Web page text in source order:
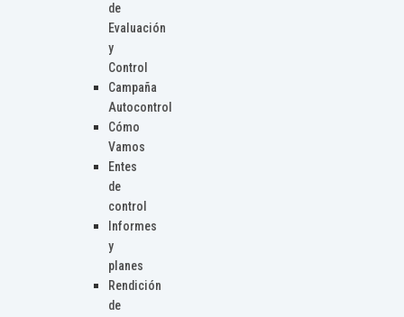
de
Evaluación
y
Control
Campaña
Autocontrol
Cómo
Vamos
Entes
de
control
Informes
y
planes
Rendición
de